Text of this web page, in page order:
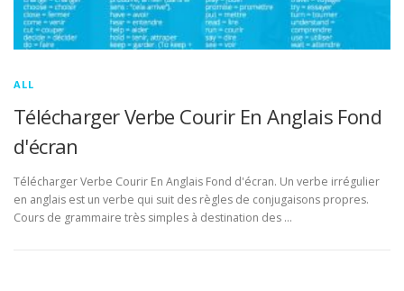
ALL
Télécharger Verbe Courir En Anglais Fond
d'écran
Télécharger Verbe Courir En Anglais Fond d'écran. Un verbe irrégulier
en anglais est un verbe qui suit des règles de conjugaisons propres.
Cours de grammaire très simples à destination des …